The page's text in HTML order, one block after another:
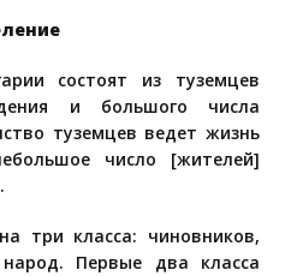
состоят из туземцев
и большого числа
туземцев ведет жизнь
число [жителей]
три класса: чиновников,
Первые два класса